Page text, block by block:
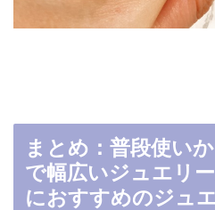
まとめ：普段使い
で幅広いジュエリ
におすすめのジュ